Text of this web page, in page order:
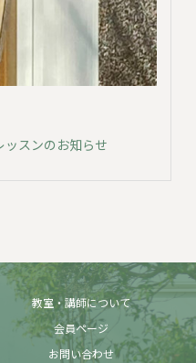
ッスンのお知らせ
教室・講師について
会員ページ
お問い合わせ